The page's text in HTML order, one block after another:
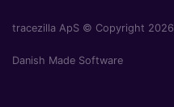
tracezilla ApS © Copyright 2026
Danish Made Software